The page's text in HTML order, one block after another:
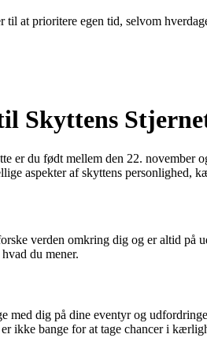
at prioritere egen tid, selvom
Skyttens
er du født mellem den 22. november
aspekter af skyttens personlighed,
verden omkring dig og er altid
du mener.
dig på dine eventyr og
ikke bange for at tage chancer i